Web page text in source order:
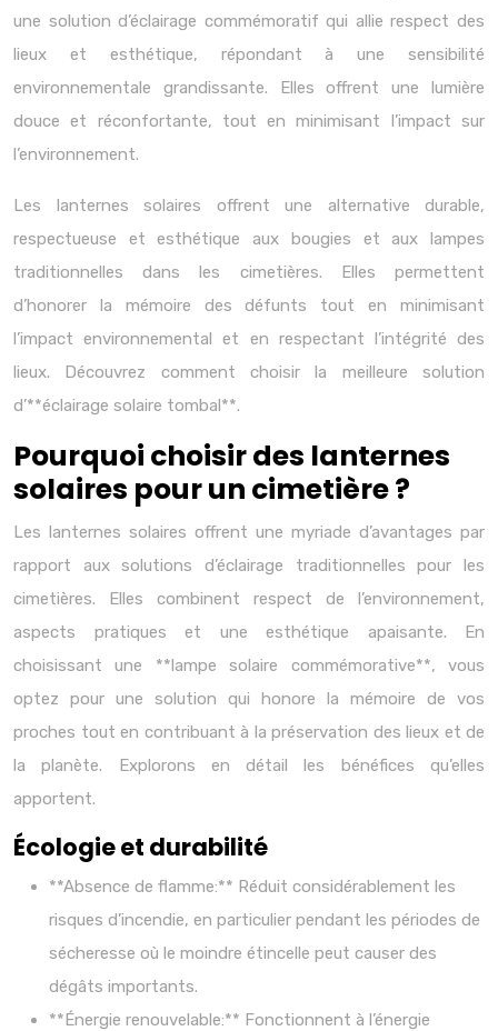
une solution d’éclairage commémoratif qui allie respect des
lieux et esthétique, répondant à une sensibilité
environnementale grandissante. Elles offrent une lumière
douce et réconfortante, tout en minimisant l’impact sur
l’environnement.
Les lanternes solaires offrent une alternative durable,
respectueuse et esthétique aux bougies et aux lampes
traditionnelles dans les cimetières. Elles permettent
d’honorer la mémoire des défunts tout en minimisant
l’impact environnemental et en respectant l’intégrité des
lieux. Découvrez comment choisir la meilleure solution
d’**éclairage solaire tombal**.
Pourquoi choisir des lanternes
solaires pour un cimetière ?
Les lanternes solaires offrent une myriade d’avantages par
rapport aux solutions d’éclairage traditionnelles pour les
cimetières. Elles combinent respect de l’environnement,
aspects pratiques et une esthétique apaisante. En
choisissant une **lampe solaire commémorative**, vous
optez pour une solution qui honore la mémoire de vos
proches tout en contribuant à la préservation des lieux et de
la planète. Explorons en détail les bénéfices qu’elles
apportent.
Écologie et durabilité
**Absence de flamme:** Réduit considérablement les
risques d’incendie, en particulier pendant les périodes de
sécheresse où le moindre étincelle peut causer des
dégâts importants.
**Énergie renouvelable:** Fonctionnent à l’énergie